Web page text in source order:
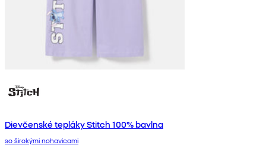
Dievčenské tepláky Stitch 100% bavlna
so širokými nohavicami